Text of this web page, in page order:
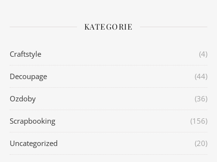
KATEGORIE
Craftstyle (4)
Decoupage (44)
Ozdoby (36)
Scrapbooking (156)
Uncategorized (20)